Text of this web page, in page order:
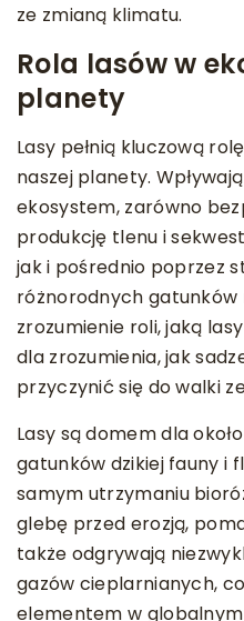
ze zmianą klimatu.
Rola lasów w
planety
Lasy pełnią kluczową
naszej planety.
ekosystem, zarówno
produkcję tlenu i
jak i pośrednio poprzez
różnorodnych gatunków
zrozumienie roli, jaką
dla zrozumienia, jak
przyczynić się do walki
Lasy są domem dla
gatunków dzikiej fauny i
samym utrzymaniu
glebę przed erozją,
także odgrywają
gazów cieplarnianych,
elementem w globalnym